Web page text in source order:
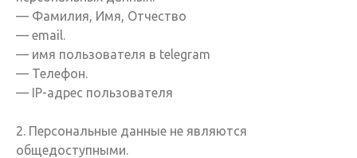
— Фамилия, Имя, Отчество
— email.
— имя пользователя в telegram
— Телефон.
— IP-адрес пользователя
2. Персональные данные не являются
общедоступными.